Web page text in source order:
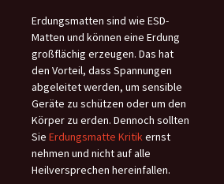
Erdungsmatten sind wie ESD-
Matten und können eine Erdung
großflächig erzeugen. Das hat
den Vorteil, dass Spannungen
abgeleitet werden, um sensible
Geräte zu schützen oder um den
Körper zu erden. Dennoch sollten
Sie Erdungsmatte Kritikernst
nehmen und nicht auf alle
Heilversprechen hereinfallen.